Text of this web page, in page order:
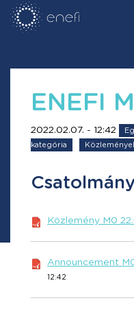
ENEFI
2022.02.07. - 12:42
kategória
Közlemény M0
Announcement
12:42